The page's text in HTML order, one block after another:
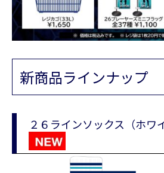
新商品ラインナップ
２６ラインソックス（ホ